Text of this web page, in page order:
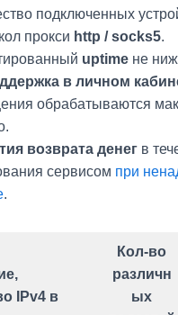
подключенных
прокси http / socks5.
uptime не
в личном
обрабатываются
возврата денег в
сервисом при
.
IPv4 в
Кол-во
различн
ых